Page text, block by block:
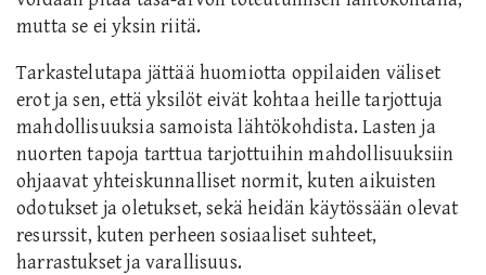
mutta se ei yksin riitä.
Tarkastelutapa jättää huomiotta oppilaiden väliset
erot ja sen, että yksilöt eivät kohtaa heille tarjottuja
mahdollisuuksia samoista lähtökohdista. Lasten ja
nuorten tapoja tarttua tarjottuihin mahdollisuuksiin
ohjaavat yhteiskunnalliset normit, kuten aikuisten
odotukset ja oletukset, sekä heidän käytössään olevat
resurssit, kuten perheen sosiaaliset suhteet,
harrastukset ja varallisuus.